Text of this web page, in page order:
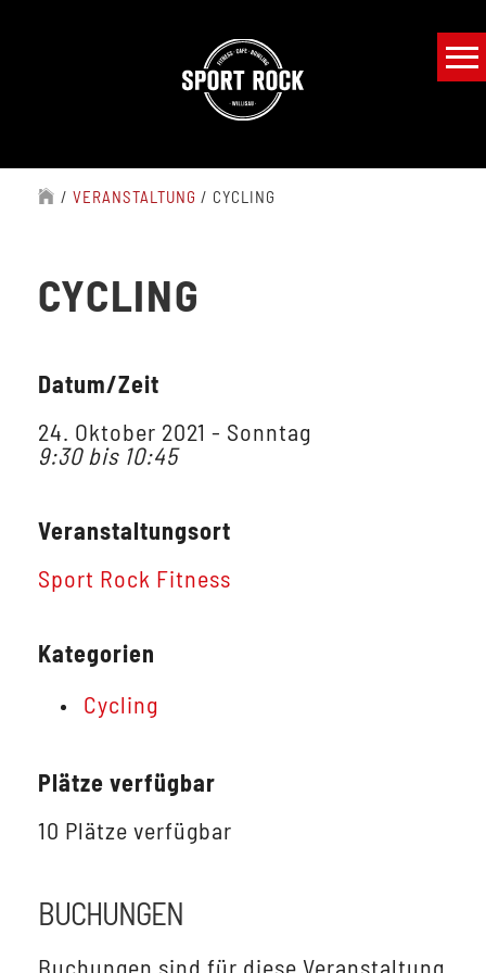
/ VERANSTALTUNG / CYCLING
CYCLING
Datum/Zeit
24. Oktober 2021 - Sonntag
9:30 bis 10:45
Veranstaltungsort
Sport Rock Fitness
Kategorien
Cycling
Plätze verfügbar
10 Plätze verfügbar
BUCHUNGEN
Buchungen sind für diese Veranstaltung